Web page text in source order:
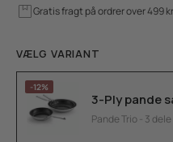
Gratis fragt på ordrer over 499 kr
VÆLG VARIANT
3-Ply pande
-12%
Pande Trio - 3 dele